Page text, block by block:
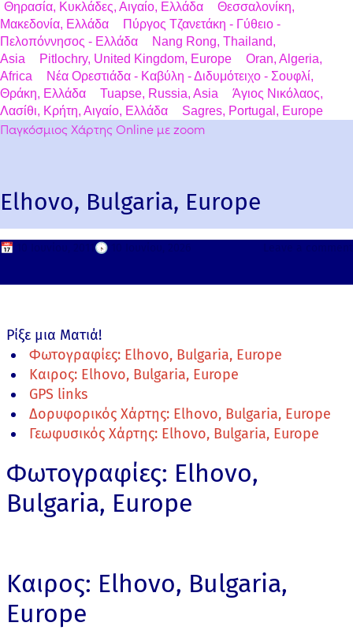
Θηρασία, Κυκλάδες, Αιγαίο, Ελλάδα
Θεσσαλονίκη,
Μακεδονία, Ελλάδα
Πύργος Τζανετάκη - Γύθειο -
Πελοπόννησος - Ελλάδα
Nang Rong, Thailand,
Asia
Pitlochry, United Kingdom, Europe
Oran, Algeria,
Africa
Νέα Ορεστιάδα - Καβύλη - Διδυμότειχο - Σουφλί,
Θράκη, Ελλάδα
Tuapse, Russia, Asia
Άγιος Νικόλαος,
Λασίθι, Κρήτη, Αιγαίο, Ελλάδα
Sagres, Portugal, Europe
Παγκόσμιος Χάρτης Online με zoom
Elhovo, Bulgaria, Europe
📅 🕟
Ρίξε μια Ματιά!
Φωτογραφίες: Elhovo, Bulgaria, Europe
Καιρος: Elhovo, Bulgaria, Europe
GPS links
Δορυφορικός Χάρτης: Elhovo, Bulgaria, Europe
Γεωφυσικός Χάρτης: Elhovo, Bulgaria, Europe
Φωτογραφίες: Elhovo,
Bulgaria, Europe
Καιρος: Elhovo, Bulgaria,
Europe